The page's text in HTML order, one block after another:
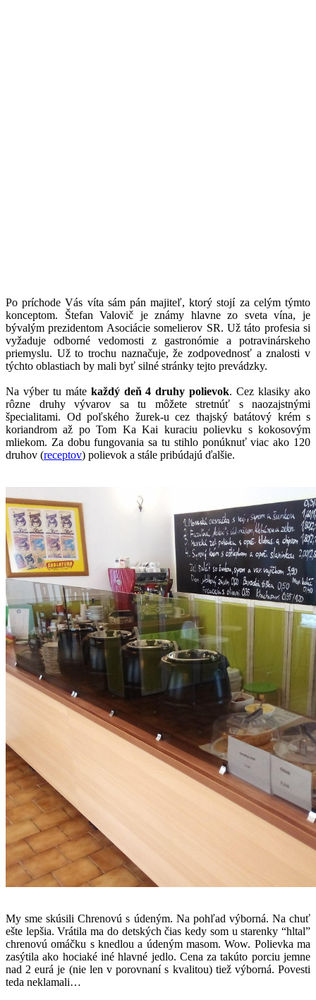
Po príchode Vás víta sám pán majiteľ, ktorý stojí za celým týmto
konceptom. Štefan Valovič je známy hlavne zo sveta vína, je
bývalým prezidentom Asociácie somelierov SR. Už táto profesia si
vyžaduje odborné vedomosti z gastronómie a potravinárskeho
priemyslu. Už to trochu naznačuje, že zodpovednosť a znalosti v
týchto oblastiach by mali byť silné stránky tejto prevádzky.
Na výber tu máte každý deň 4 druhy polievok. Cez klasiky ako
rôzne druhy vývarov sa tu môžete stretnúť s naozajstnými
špecialitami. Od poľského žurek-u cez thajský batátový krém s
koriandrom až po Tom Ka Kai kuraciu polievku s kokosovým
mliekom. Za dobu fungovania sa tu stihlo ponúknuť viac ako 120
druhov (receptov) polievok a stále pribúdajú ďalšie.
My sme skúsili Chrenovú s údeným. Na pohľad výborná. Na chuť
ešte lepšia. Vrátila ma do detských čias kedy som u starenky “hltal”
chrenovú omáčku s knedlou a údeným masom. Wow. Polievka ma
zasýtila ako hociaké iné hlavné jedlo. Cena za takúto porciu jemne
nad 2 eurá je (nie len v porovnaní s kvalitou) tiež výborná. Povesti
teda neklamali…